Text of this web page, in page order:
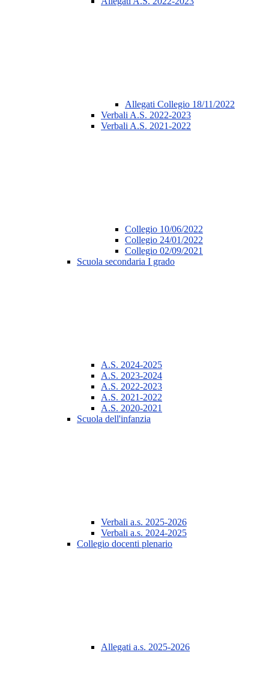
Allegati Collegio 18/11/2022
Verbali A.S. 2022-2023
Verbali A.S. 2021-2022
Collegio 10/06/2022
Collegio 24/01/2022
Collegio 02/09/2021
Scuola secondaria I grado
A.S. 2024-2025
A.S. 2023-2024
A.S. 2022-2023
A.S. 2021-2022
A.S. 2020-2021
Scuola dell'infanzia
Verbali a.s. 2025-2026
Verbali a.s. 2024-2025
Collegio docenti plenario
Allegati a.s. 2025-2026